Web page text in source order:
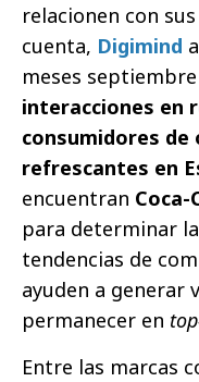
relacionen con
cuenta, Digimind
meses
interacciones en
consumidores de
refrescantes en
encuentran Coca-
para determinar
tendencias de
ayuden a generar
permanecer en
Entre las marcas